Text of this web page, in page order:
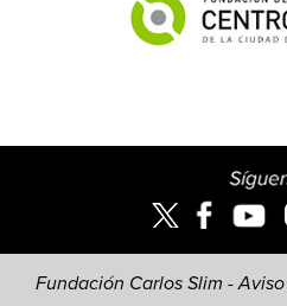
Fundación Carlos Slim -